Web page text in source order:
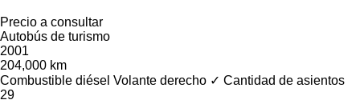
Precio a consultar
Autobús de turismo
2001
204,000 km
Combustible diésel Volante derecho ✓ Cantidad de asientos
29